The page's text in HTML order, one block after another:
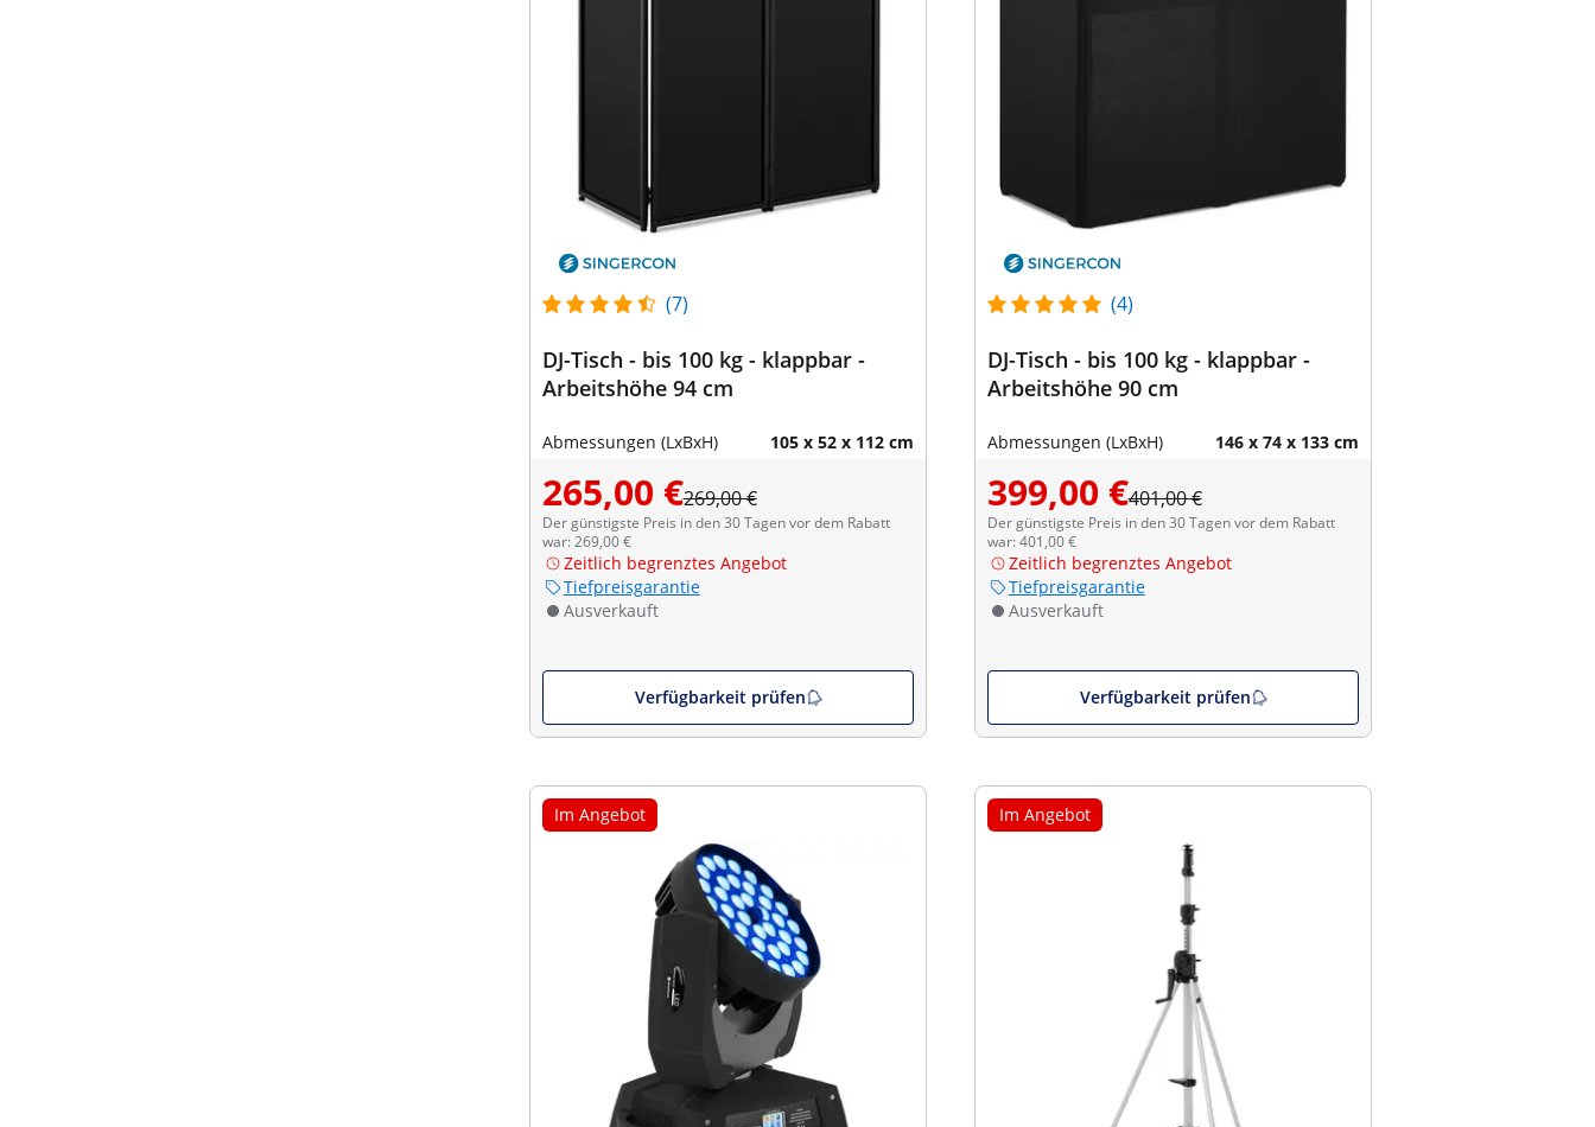
(7)
DJ-Tisch - bis 100 kg - klappbar -
Arbeitshöhe 94 cm
Abmessungen (LxBxH) 105 x 52 x 112 cm
265,00 €269,00 €
Der günstigste Preis in den 30 Tagen vor dem Rabatt
war: 269,00 €
Zeitlich begrenztes Angebot
Tiefpreisgarantie
Ausverkauft
Verfügbarkeit prüfen
(4)
DJ-Tisch - bis 100 kg - klappbar -
Arbeitshöhe 90 cm
Abmessungen (LxBxH) 146 x 74 x 133 cm
399,00 €401,00 €
Der günstigste Preis in den 30 Tagen vor dem Rabatt
war: 401,00 €
Zeitlich begrenztes Angebot
Tiefpreisgarantie
Ausverkauft
Verfügbarkeit prüfen
Im Angebot Im Angebot